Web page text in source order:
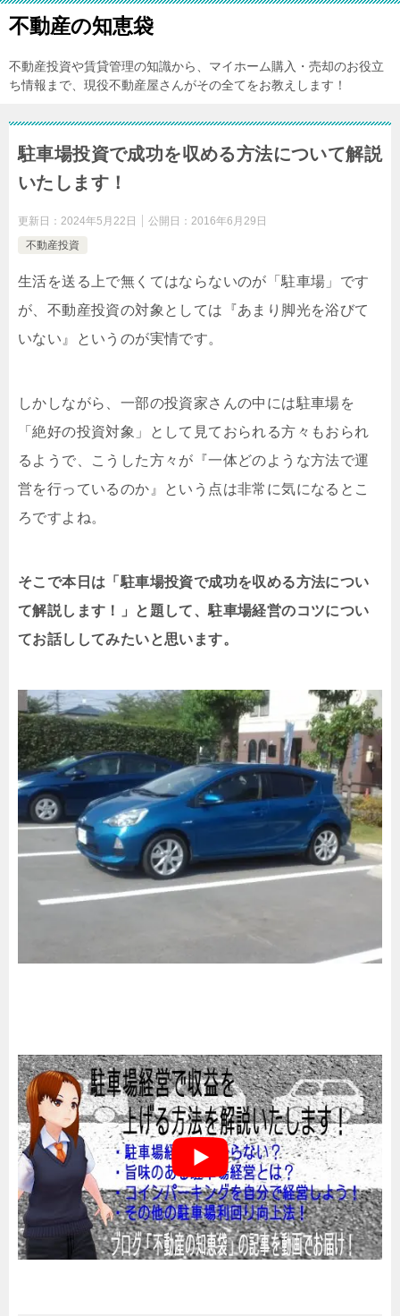
不動産の知恵袋
不動産投資や賃貸管理の知識から、マイホーム購入・売却のお役立
ち情報まで、現役不動産屋さんがその全てをお教えします！
駐車場投資で成功を収める方法について解説
いたします！
更新日： 2024年5月22日 公開日： 2016年6月29日
不動産投資
生活を送る上で無くてはならないのが「駐車場」です
が、不動産投資の対象としては『あまり脚光を浴びて
いない』というのが実情です。
しかしながら、一部の投資家さんの中には駐車場を
「絶好の投資対象」として見ておられる方々もおられ
るようで、こうした方々が『一体どのような方法で運
営を行っているのか』という点は非常に気になるとこ
ろですよね。
そこで本日は「 駐車場投資で成功を収める方法につい
て解説します！」と題して、駐車場経営のコツについ
てお話ししてみたいと思います。